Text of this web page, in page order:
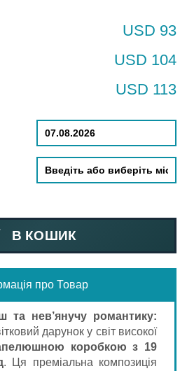
USD 93
USD 104
USD 113
В КОШИК
про Товар
та нев’янучу романтику:
дарунок у світ високої
коробкою з 19
. Ця преміальна композиція